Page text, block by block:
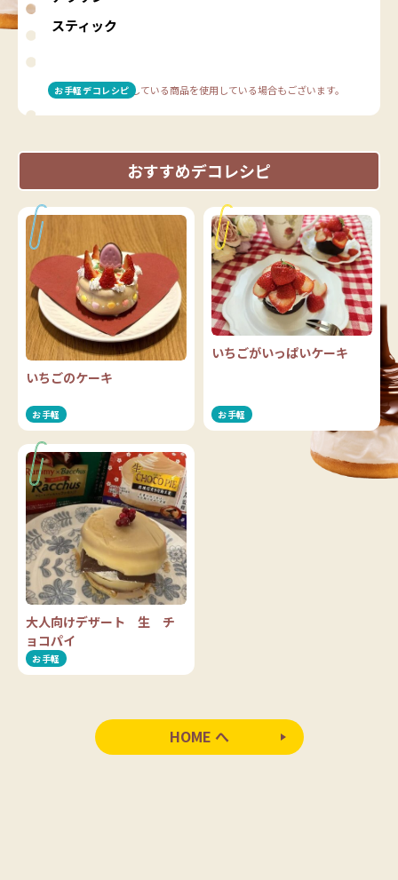
スティック
お手軽デコレシピ
※販売を終了している商品を使用している場合もございます。
おすすめデコレシピ
いちごのケーキ
お手軽
いちごがいっぱいケーキ
お手軽
大人向けデザート 生 チ
ョコパイ
お手軽
HOME へ